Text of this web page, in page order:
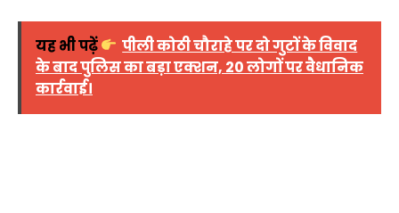
यह भी पढ़ें
पीली कोठी चौराहे पर दो गुटों के विवाद
के बाद पुलिस का बड़ा एक्शन, 20 लोगों पर वैधानिक
कार्रवाई।